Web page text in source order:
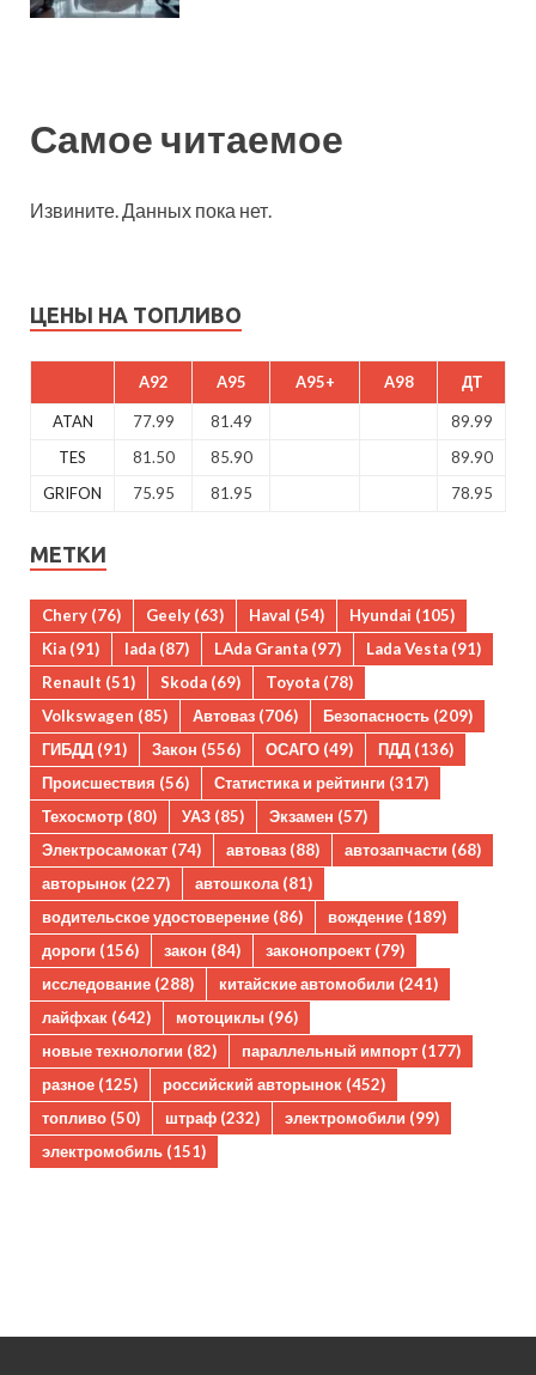
Самое читаемое
Извините. Данных пока нет.
ЦЕНЫ НА ТОПЛИВО
A92 A95 A95+ A98 ДТ
ATAN 77.99 81.49
89.99
TES
81.50 85.90
89.90
GRIFON
75.95 81.95 78.95
МЕТКИ
Chery (76) Geely (63) Haval (54) Hyundai (105)
Kia (91) lada (87) LAda Granta (97) Lada Vesta (91)
Renault (51) Skoda (69) Toyota (78)
Volkswagen (85) Автоваз (706) Безопасность (209)
ГИБДД (91) Закон (556) ОСАГО (49) ПДД (136)
Происшествия (56) Статистика и рейтинги (317)
Техосмотр (80) УАЗ (85) Экзамен (57)
Электросамокат (74) автоваз (88) автозапчасти (68)
авторынок (227) автошкола(81)
водительское удостоверение (86) вождение (189)
дороги (156) закон (84) законопроект (79)
исследование (288) китайские автомобили (241)
лайфхак (642) мотоциклы (96)
новые технологии (82) параллельный импорт (177)
разное (125) российский авторынок (452)
топливо (50) штраф (232) электромобили (99)
электромобиль (151)